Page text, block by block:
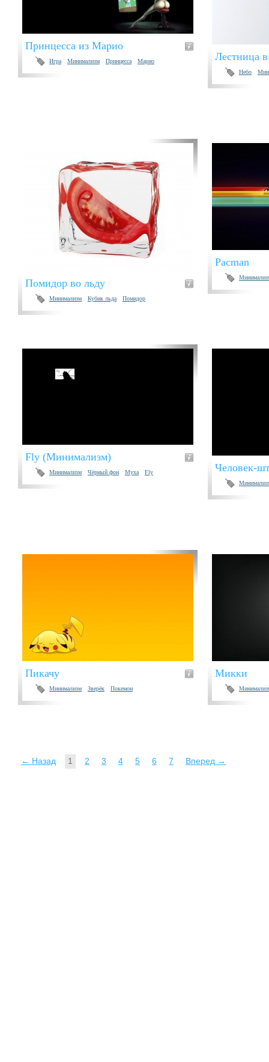
Принцесса из Марио
Игра Минимализм Принцесса Марио Лестница
Небо
Помидор во льду
Минимализм Кубик льда Помидор
Pacman
Fly (Минимализм)
Минимализм Чёрный фон Муха Fly Человек-
Пикачу
Минимализм Зверёк Покемон
Микки
← Назад 1 2 3 4 5 6 7 Вперед →